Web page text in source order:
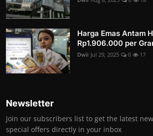
Harga Emas Antam
Rp1.906.000 per
Dwii Jul 29, 2025 0 17
Newsletter
Join our subscribers list to get the latest
special offers directly in your inbox